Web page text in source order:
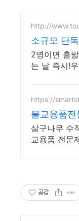
http://
소규모 단
2명이면 출
는 날 즉시!
https://
불교용품
어가는 백
살구나무 수
교용품 전문
공감